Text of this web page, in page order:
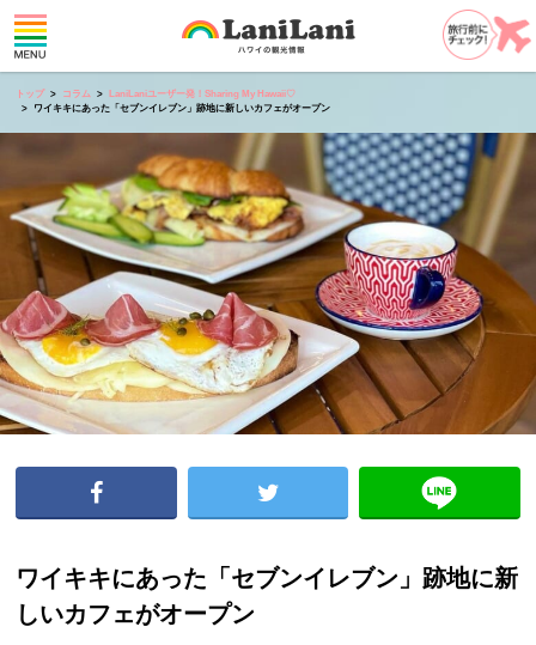
トップ コラム
LaniLaniユーザー発！Sharing My Hawaii♡
ワイキキにあった「セブンイレブン」跡地に新しいカフェがオープン
ワイキキにあった「セブンイレブン」跡地に新
しいカフェがオープン